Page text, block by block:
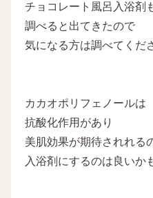
チョコレート風呂入浴剤
調べると出てきたので
気になる方は調べてくだ
カカオポリフェノールは
抗酸化作用があり
美肌効果が期待されれる
入浴剤にするのは良いか